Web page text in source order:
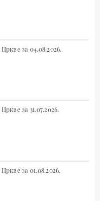
за 04.08.2026.
за 31.07.2026.
за 01.08.2026.